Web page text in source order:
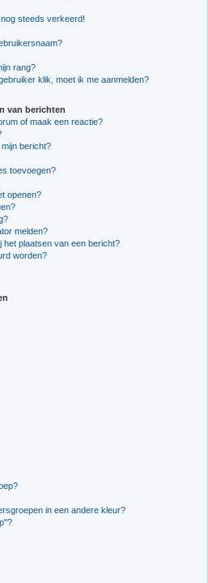
steeds verkeerd!
rang?
klik, moet ik me aanmelden?
van berichten
of maak een reactie?
bericht?
toevoegen?
openen?
melden?
plaatsen van een bericht?
worden?
in een andere kleur?